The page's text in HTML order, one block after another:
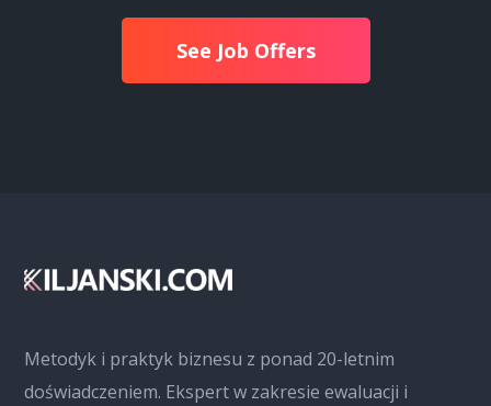
See Job Offers
Metodyk i praktyk biznesu z ponad 20-letnim
doświadczeniem. Ekspert w zakresie ewaluacji i